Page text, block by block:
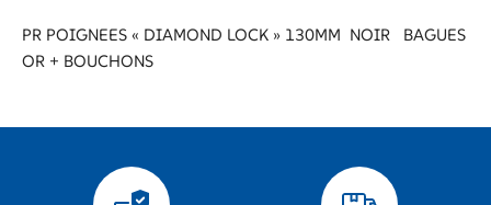
PR POIGNEES « DIAMOND LOCK » 130MM NOIR BAGUES
OR + BOUCHONS